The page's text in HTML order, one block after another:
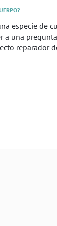
especie de
a una
reparador